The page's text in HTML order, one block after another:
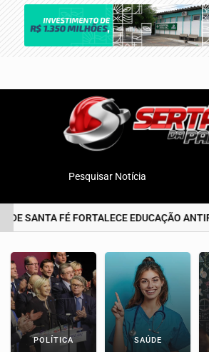
Pesquisar Notícia
DE SANTA FÉ FORTALECE EDUCAÇÃO
POLÍTICA SAÚDE